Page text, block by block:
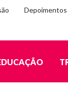
Depoimentos